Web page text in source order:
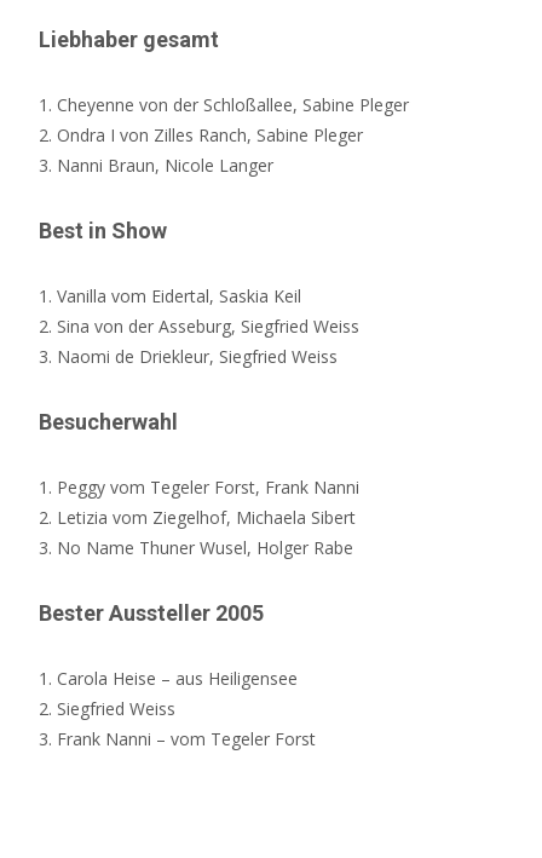
Liebhaber gesamt
1. Cheyenne von der Schloßallee, Sabine Pleger
2. Ondra I von Zilles Ranch, Sabine Pleger
3. Nanni Braun, Nicole Langer
Best in Show
1. Vanilla vom Eidertal, Saskia Keil
2. Sina von der Asseburg, Siegfried Weiss
3. Naomi de Driekleur, Siegfried Weiss
Besucherwahl
1. Peggy vom Tegeler Forst, Frank Nanni
2. Letizia vom Ziegelhof, Michaela Sibert
3. No Name Thuner Wusel, Holger Rabe
Bester Aussteller 2005
1. Carola Heise – aus Heiligensee
2. Siegfried Weiss
3. Frank Nanni – vom Tegeler Forst